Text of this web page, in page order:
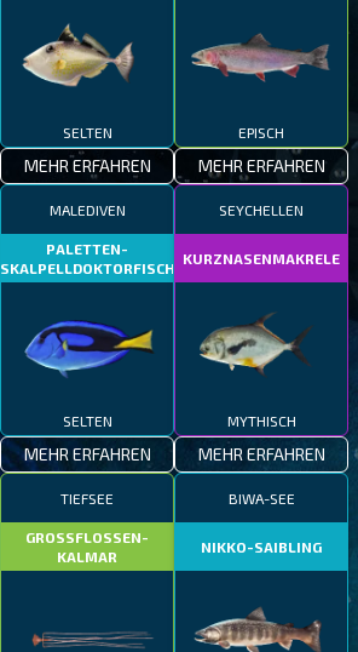
SELTEN
MEHR ERFAHREN
EPISCH
MEHR ERFAHREN
MALEDIVEN
PALETTEN-
SKALPELLDOKTORFISCH
SELTEN
MEHR ERFAHREN
SEYCHELLEN
KURZNASENMAKRELE
MYTHISCH
MEHR ERFAHREN
TIEFSEE
GROSSFLOSSEN-
KALMAR
BIWA-SEE
NIKKO-SAIBLING